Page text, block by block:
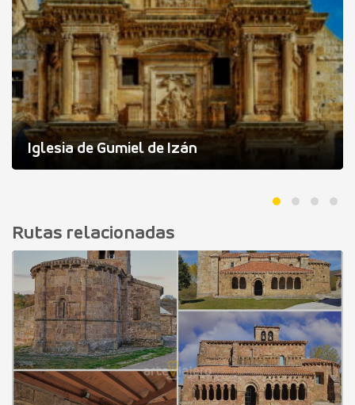
Iglesia de Gumiel de Izán
Rutas relacionadas